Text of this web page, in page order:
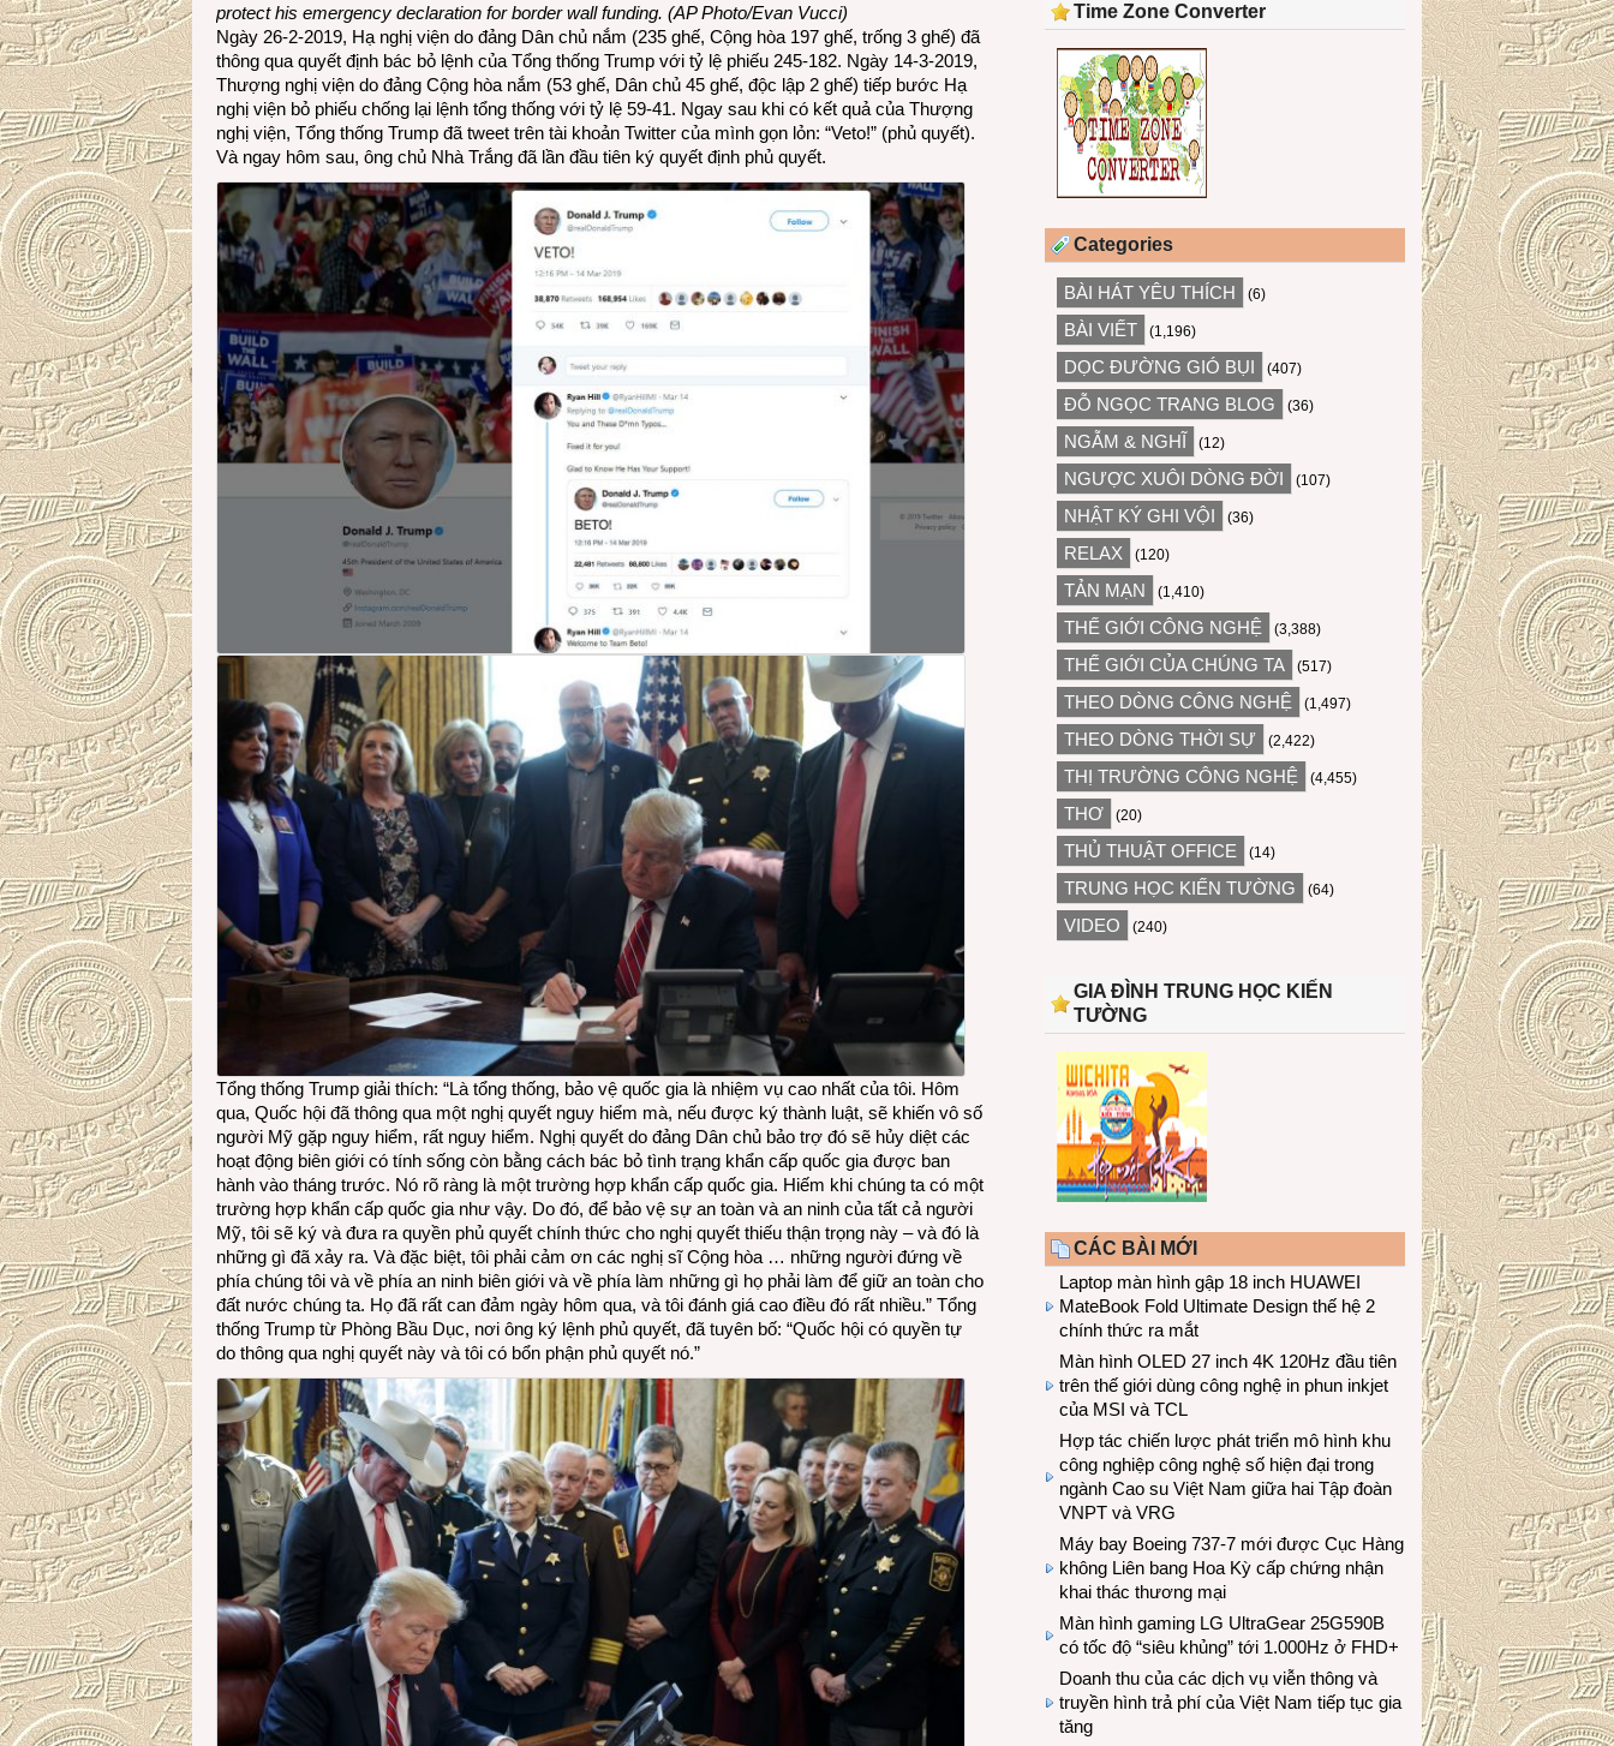
protect his emergency declaration for border wall funding. (AP Photo/Evan Vucci)
Ngày 26-2-2019, Hạ nghị viện do đảng Dân chủ nắm (235 ghế, Cộng hòa 197 ghế, trống 3 ghế) đã
thông qua quyết định bác bỏ lệnh của Tổng thống Trump với tỷ lệ phiếu 245-182. Ngày 14-3-2019,
Thượng nghị viện do đảng Cộng hòa nắm (53 ghế, Dân chủ 45 ghế, độc lập 2 ghế) tiếp bước Hạ
nghị viện bỏ phiếu chống lại lệnh tổng thống với tỷ lệ 59-41. Ngay sau khi có kết quả của Thượng
nghị viện, Tổng thống Trump đã tweet trên tài khoản Twitter của mình gọn lỏn: “Veto!” (phủ quyết).
Và ngay hôm sau, ông chủ Nhà Trắng đã lần đầu tiên ký quyết định phủ quyết.
Tổng thống Trump giải thích: “Là tổng thống, bảo vệ quốc gia là nhiệm vụ cao nhất của tôi. Hôm
qua, Quốc hội đã thông qua một nghị quyết nguy hiểm mà, nếu được ký thành luật, sẽ khiến vô số
người Mỹ gặp nguy hiểm, rất nguy hiểm. Nghị quyết do đảng Dân chủ bảo trợ đó sẽ hủy diệt các
hoạt động biên giới có tính sống còn bằng cách bác bỏ tình trạng khẩn cấp quốc gia được ban
hành vào tháng trước. Nó rõ ràng là một trường hợp khẩn cấp quốc gia. Hiếm khi chúng ta có một
trường hợp khẩn cấp quốc gia như vậy. Do đó, để bảo vệ sự an toàn và an ninh của tất cả người
Mỹ, tôi sẽ ký và đưa ra quyền phủ quyết chính thức cho nghị quyết thiếu thận trọng này – và đó là
những gì đã xảy ra. Và đặc biệt, tôi phải cảm ơn các nghị sĩ Cộng hòa … những người đứng về
phía chúng tôi và về phía an ninh biên giới và về phía làm những gì họ phải làm để giữ an toàn cho
đất nước chúng ta. Họ đã rất can đảm ngày hôm qua, và tôi đánh giá cao điều đó rất nhiều.” Tổng
thống Trump từ Phòng Bầu Dục, nơi ông ký lệnh phủ quyết, đã tuyên bố: “Quốc hội có quyền tự
do thông qua nghị quyết này và tôi có bổn phận phủ quyết nó.”
Time Zone Converter
Categories
BÀI HÁT YÊU THÍCH (6)
BÀI VIẾT (1,196)
DỌC ĐƯỜNG GIÓ BỤI (407)
ĐỖ NGỌC TRANG BLOG (36)
NGẪM & NGHĨ (12)
NGƯỢC XUÔI DÒNG ĐỜI (107)
NHẬT KÝ GHI VỘI (36)
RELAX (120)
TẢN MẠN (1,410)
THẾ GIỚI CÔNG NGHỆ (3,388)
THẾ GIỚI CỦA CHÚNG TA (517)
THEO DÒNG CÔNG NGHỆ (1,497)
THEO DÒNG THỜI SỰ (2,422)
THỊ TRƯỜNG CÔNG NGHỆ (4,455)
THƠ (20)
THỦ THUẬT OFFICE (14)
TRUNG HỌC KIẾN TƯỜNG (64)
VIDEO (240)
GIA ĐÌNH TRUNG HỌC KIẾN
TƯỜNG
CÁC BÀI MỚI
Laptop màn hình gập 18 inch HUAWEI
MateBook Fold Ultimate Design thế hệ 2
chính thức ra mắt
Màn hình OLED 27 inch 4K 120Hz đầu tiên
trên thế giới dùng công nghệ in phun inkjet
của MSI và TCL
Hợp tác chiến lược phát triển mô hình khu
công nghiệp công nghệ số hiện đại trong
ngành Cao su Việt Nam giữa hai Tập đoàn
VNPT và VRG
Máy bay Boeing 737-7 mới được Cục Hàng
không Liên bang Hoa Kỳ cấp chứng nhận
khai thác thương mại
Màn hình gaming LG UltraGear 25G590B
có tốc độ “siêu khủng” tới 1.000Hz ở FHD+
Doanh thu của các dịch vụ viễn thông và
truyền hình trả phí của Việt Nam tiếp tục gia
tăng